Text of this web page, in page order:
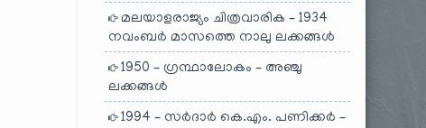
മലയാളരാജ്യം ചിത്രവാരിക – 1934
നവംബർ മാസത്തെ നാലു ലക്കങ്ങൾ
1950 – ഗ്രന്ഥാലോകം – അഞ്ചു
ലക്കങ്ങൾ
1994 – സർദാർ കെ.എം. പണിക്കർ –